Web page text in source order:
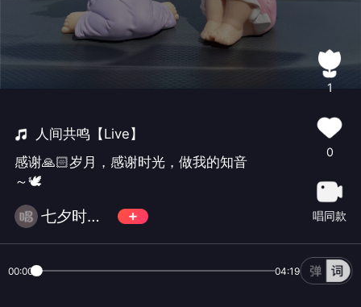
人间共鸣【Live】
感谢🙏🏻岁月，感谢时光，做我的知音
～🕊️
七夕时光📀
1
0
唱同款
00:00 04:19